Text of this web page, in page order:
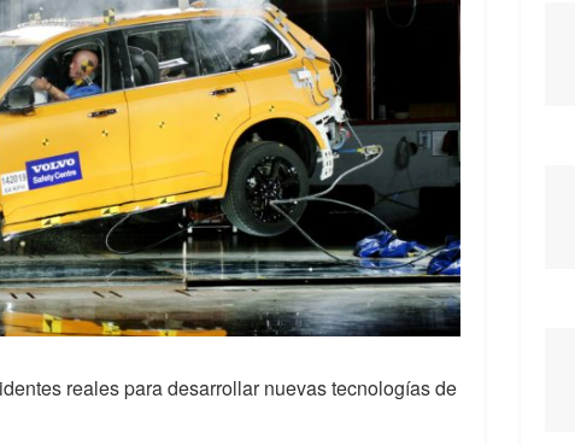
reales para desarrollar nuevas tecnologías de